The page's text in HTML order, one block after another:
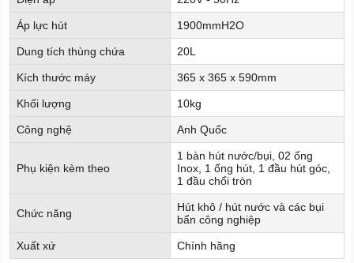
Áp lực hút 1900mmH2O
Dung tích thùng chứa 20L
Kích thước máy 365 x 365 x 590mm
Khối lượng 10kg
Công nghệ Anh Quốc
Phụ kiện kèm theo
1 bàn hút nước/bụi, 02 ống
Inox, 1 ống hút, 1 đầu hút góc,
1 đầu chổi tròn
Chức năng
Hút khô / hút nước và các bụi
bẩn công nghiệp
Xuất xứ Chính hãng